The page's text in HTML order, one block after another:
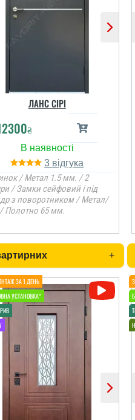
ЛАНС СІРІ
₴
3
/ Метал 1.5 мм. / 2
/ Замки сейфовий і під
з поворотником / Метал/
65 мм.
+